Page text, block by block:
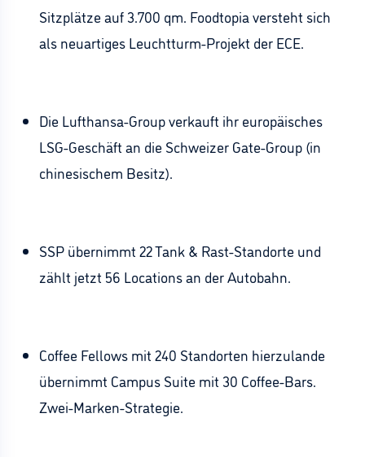
Sitzplätze auf 3.700 qm. Foodtopia versteht sich
als neuartiges Leuchtturm-Projekt der ECE.
Die Lufthansa-Group verkauft ihr europäisches
LSG-Geschäft an die Schweizer Gate-Group (in
chinesischem Besitz).
SSP übernimmt 22 Tank & Rast-Standorte und
zählt jetzt 56 Locations an der Autobahn.
Coffee Fellows mit 240 Standorten hierzulande
übernimmt Campus Suite mit 30 Coffee-Bars.
Zwei-Marken-Strategie.